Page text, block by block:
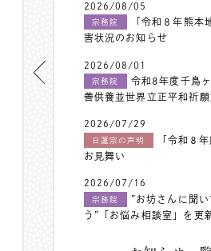
2026/08/05
宗務院
「令和８年熊本
害状況のお知らせ
2026/08/01
宗務院
令和8年度千鳥
善供養並世界立正平和祈
2026/07/29
日蓮宗の声明
「令和８
お見舞い
2026/07/16
宗務院
”お坊さんに聞い
う”「お悩み相談室」を更